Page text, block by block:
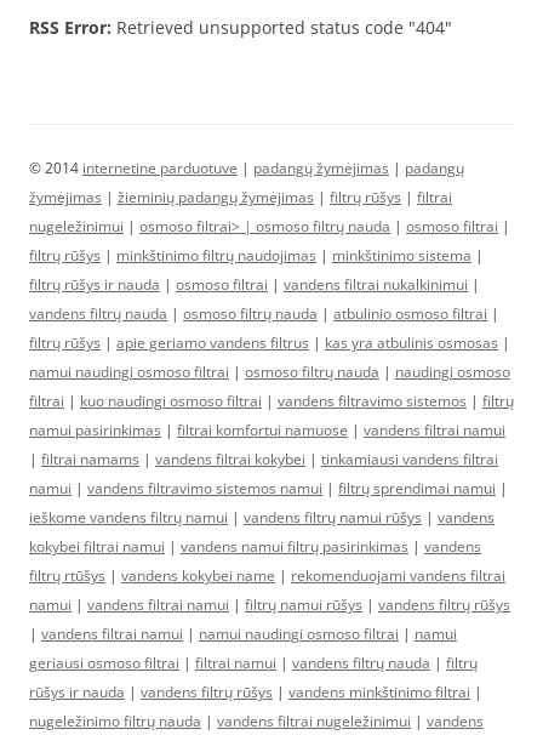
RSS Error: Retrieved unsupported status code "404"
© 2014 internetine parduotuve | padangų žymėjimas | padangų
žymėjimas | žieminių padangų žymėjimas | filtrų rūšys | filtrai
nugeležinimui | osmoso filtrai> | osmoso filtrų nauda | osmoso filtrai |
filtrų rūšys | minkštinimo filtrų naudojimas | minkštinimo sistema |
filtrų rūšys ir nauda | osmoso filtrai | vandens filtrai nukalkinimui |
vandens filtrų nauda | osmoso filtrų nauda | atbulinio osmoso filtrai |
filtrų rūšys | apie geriamo vandens filtrus | kas yra atbulinis osmosas |
namui naudingi osmoso filtrai | osmoso filtrų nauda | naudingi osmoso
filtrai | kuo naudingi osmoso filtrai | vandens filtravimo sistemos | filtrų
namui pasirinkimas | filtrai komfortui namuose | vandens filtrai namui
| filtrai namams | vandens filtrai kokybei | tinkamiausi vandens filtrai
namui | vandens filtravimo sistemos namui | filtrų sprendimai namui |
ieškome vandens filtrų namui | vandens filtrų namui rūšys | vandens
kokybei filtrai namui | vandens namui filtrų pasirinkimas | vandens
filtrų rtūšys | vandens kokybei name | rekomenduojami vandens filtrai
namui | vandens filtrai namui | filtrų namui rūšys | vandens filtrų rūšys
| vandens filtrai namui | namui naudingi osmoso filtrai | namui
geriausi osmoso filtrai | filtrai namui | vandens filtrų nauda | filtrų
rūšys ir nauda | vandens filtrų rūšys | vandens minkštinimo filtrai |
nugeležinimo filtrų nauda | vandens filtrai nugeležinimui | vandens